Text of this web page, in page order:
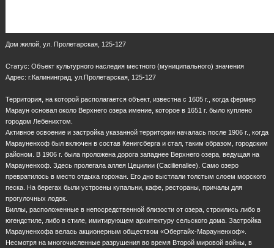
Дом жилой, ул. Пролетарская, 125-127
Статус: Объект культурного наследия местного (муниципального) значения
Адрес: г.Калининград, ул.Пролетарская, 125-127
Территория, на которой располагается объект, известна с 1605 г., когда фермер
Мараун основал около Верхнего озера имение, которое в 1651 г. было куплено
городом Лебенихтом.
Активное освоение и застройка указанной территории началась после 1906 г., когда
Марауненхоф был включен в состав Кенигсберга и стал, таким образом, городским
районом. В 1906 г. была проложена дорога западнее Верхнего озера, ведущая на
Марауненхоф. Здесь пролегала аллея Цецилии (Cacilienallee). Само озеро
превратилось в место отдыха горожан. Его дно выстлали толстым слоем морского
песка. На берегах были устроены купальни, кафе, рестораны, причалы для
прогулочных лодок.
Виллы, расположенные в непосредственной близости от озера, строились либо в
югендстиле, либо в стиле, имитирующем архитектуру сельского дома. Застройка
Марауненхофа велась акционерным обществом «Обертайх-Марауненхоф».
Несмотря на многочисленные разрушения во время Второй мировой войны, в